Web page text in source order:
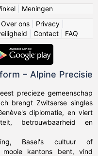
| Meningen
Over ons Privacy
Contact FAQ
– Alpine Precisie
precieze gemeenschap
brengt Zwitserse singles
diplomatie, en viert
betrouwbaarheid en
Basel's cultuur of
mooie kantons bent, vind